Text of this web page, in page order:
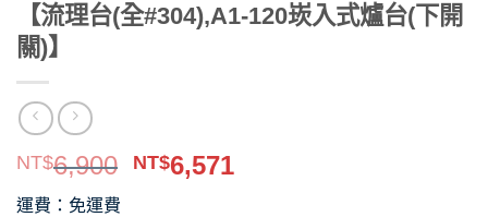
【流理台(全#304),A1-120崁入式爐台(下開
關)】
NT$6,900 原
NT$6,571目
運費：免運費